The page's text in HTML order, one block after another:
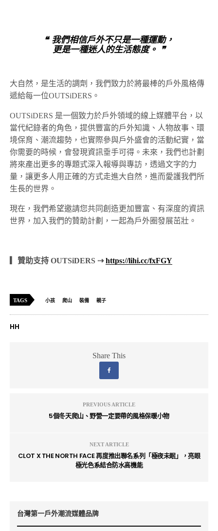
❝ 我們相信戶外不只是一種運動，
更是一種迷人的生活態度。 ❞
大自然，是生活的調劑，我們致力於將最棒的戶外風格傳
遞給每一位OUTSiDERS。
OUTSiDERS 是一個致力於戶外領域的線上媒體平台，以
當代紀錄者的角色，提供豐富的戶外知識、人物故事、環
境保育、潮流趨勢，也實際參與戶外盛會的活動紀實，當
你需要的時候，會發現資訊垂手可得。未來，我們也計劃
將來產出更多的專題式深入報導與專訪，透過文字的力
量，讓更多人用正確的方式走進大自然，進而愛護我們所
生長的世界。
現在，我們希望邀請您共同創造更加豐富、有深度的資訊
世界，加入我們的贊助計劃，一起為戶外圈發展茁壯。
▎贊助支持 OUTSiDERS ⇢https://lihi.cc/fxFGY
TAGS 小孩 爬山 裝備 親子
HH
Share This
PREVIOUS ARTICLE
5個冬天爬山、野營一定要帶的風格保暖小物
NEXT ARTICLE
CLOT X THE NORTH FACE 再度推出聯名系列「極夜未眠」，亮眼
極光色系結合防水高機能
台灣第一戶外潮流媒體品牌